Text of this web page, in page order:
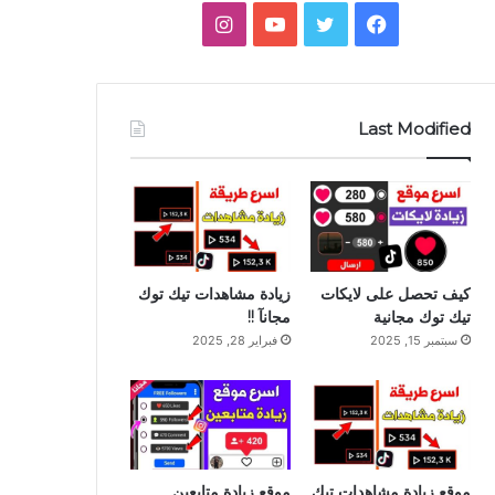
فيسبوكتويتر يوتيوبانستقرام
Last Modified
كيف تحصل على لايكات
تيك توك مجانية
سبتمبر 15, 2025
زيادة مشاهدات تيك توك
مجانآ !!
فبراير 28, 2025